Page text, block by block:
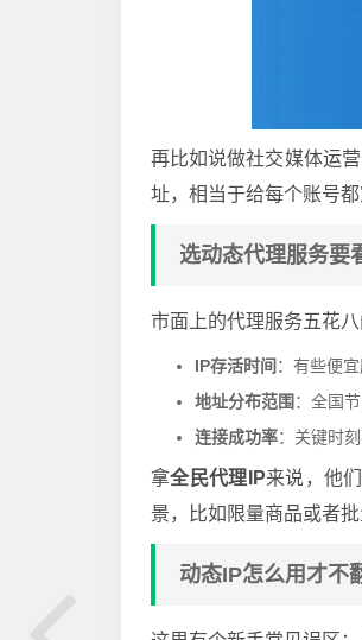
再比如说做社交媒体运
址，相当于给每个账号
选动态代理服务要
市面上的代理服务五花
IP存活时间 ：有些便
地址分布范围 ：全国
连接成功率：关键时
拿全民代理IP来说，他
景，比如限量商品或者
动态IP怎么用才不